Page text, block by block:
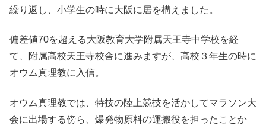
繰り返し、小学生の時に大阪に居を構えました。
偏差値70を超える大阪教育大学附属天王寺中学校を経
て、附属高校天王寺校舎に進みますが、高校３年生の時に
オウム真理教に入信。
オウム真理教では、特技の陸上競技を活かしてマラソン大
会に出場する傍ら、爆発物原料の運搬役を担ったことか